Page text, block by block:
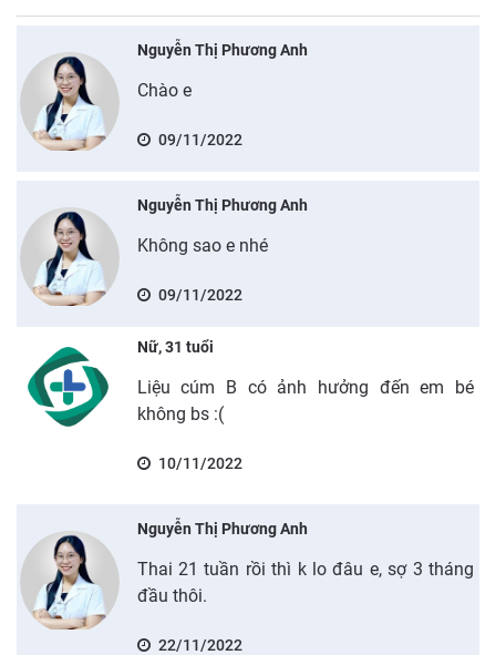
Nguyễn Thị Phương Anh
Chào e
09/11/2022
Nguyễn Thị Phương Anh
Không sao e nhé
09/11/2022
Nữ, 31 tuổi
Liệu cúm B có ảnh hưởng đến em bé
không bs :(
10/11/2022
Nguyễn Thị Phương Anh
Thai 21 tuần rồi thì k lo đâu e, sợ 3 tháng
đầu thôi.
22/11/2022